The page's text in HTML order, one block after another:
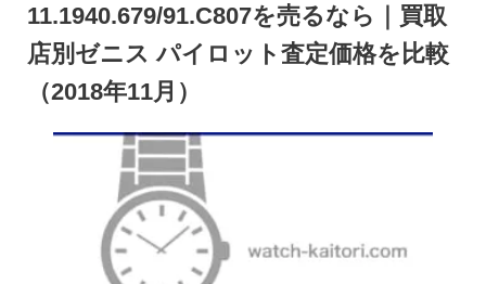
11.1940.679/91.C807を売るなら｜買取
店別ゼニス パイロット査定価格を比較
（2018年11月）